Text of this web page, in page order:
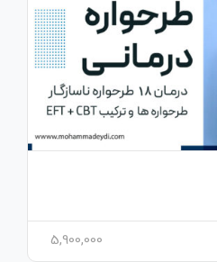
5,900,000